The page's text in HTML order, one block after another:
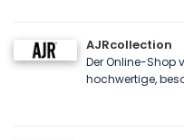
AJRcollection
Der Online-Shop
hochwertige,